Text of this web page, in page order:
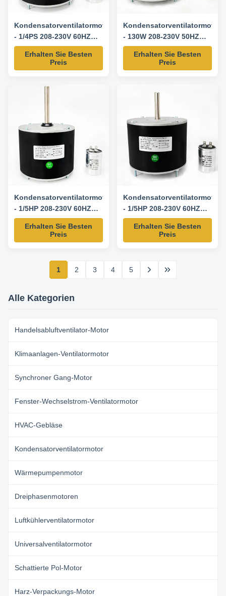
Kondensatorventilatormotor
- 1/4PS 208-230V 60HZ
825RPM-Y7S859D545L
Ersatzmotor
Erhalten Sie Besten
Preis
Kondensatorventilatormotor
- 130W 208-230V 50HZ
825RPM-K55HXAHS-4085
Ersatzmotor
Erhalten Sie Besten
Preis
Kondensatorventilatormotor
- 1/5HP 208-230V 60HZ
825RPM-K55HXAJS-4107
Ersatzmotor
Erhalten Sie Besten
Preis
Kondensatorventilatormotor
- 1/5HP 208-230V 60HZ
825RPM-Packard 45210
Ersatzmotor
Erhalten Sie Besten
Preis
1 2 3 4 5
Alle Kategorien
Handelsabluftventilator-Motor
Klimaanlagen-Ventilatormotor
Synchroner Gang-Motor
Fenster-Wechselstrom-Ventilatormotor
HVAC-Gebläse
Kondensatorventilatormotor
Wärmepumpenmotor
Dreiphasenmotoren
Luftkühlerventilatormotor
Universalventilatormotor
Schattierte Pol-Motor
Harz-Verpackungs-Motor